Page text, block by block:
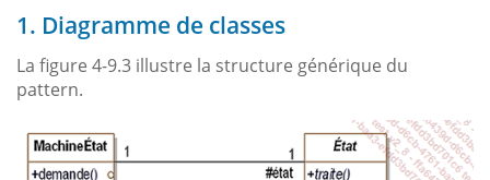
1. Diagramme de classes
La figure 4-9.3 illustre la structure générique du
pattern.